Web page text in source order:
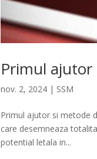
Primul ajutor
nov. 2, 2024 | SSM
Primul ajutor si metode
care desemneaza
potential letala in...